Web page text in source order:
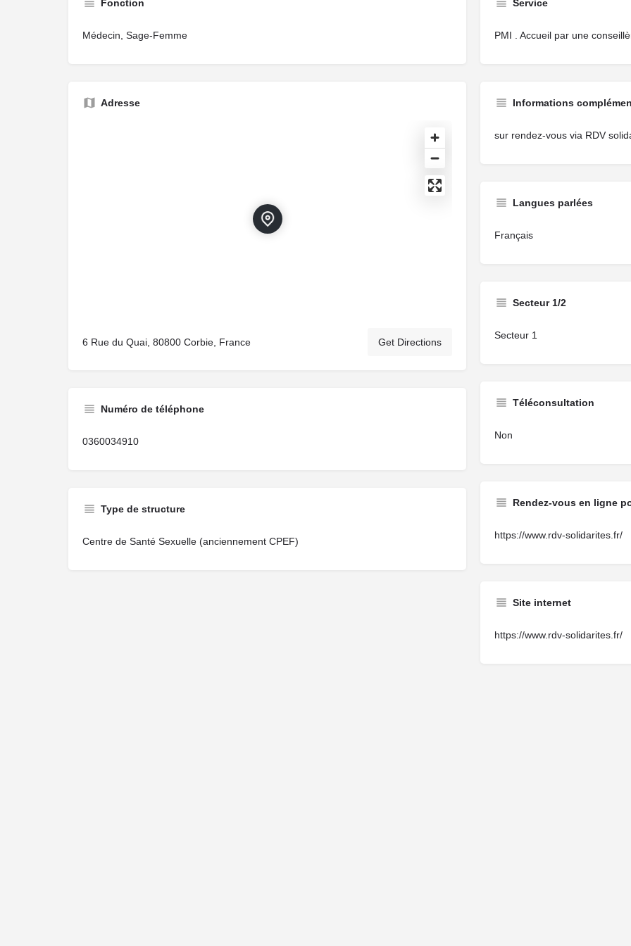
Fonction
Médecin, Sage-Femme
Adresse
6 Rue du Quai, 80800 Corbie, France Get Directions
Numéro de téléphone
0360034910
Type de structure
Centre de Santé Sexuelle (anciennement CPEF)
Service
PMI . Accueil par une
Informations
sur rendez-vous via RDV
Langues parlées
Français
Secteur 1/2
Secteur 1
Téléconsultation
Non
Rendez-vous en ligne
https://www.rdv-solidarites.fr/
Site internet
https://www.rdv-solidarites.fr/